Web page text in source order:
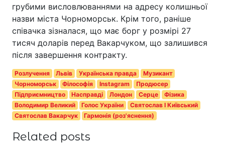
грубими висловлюваннями на адресу колишньої
назви міста Чорноморськ. Крім того, раніше
співачка зізналася, що має борг у розмірі 27
тисяч доларів перед Вакарчуком, що залишився
після завершення контракту.
Розлучення Львів Українська правда
Музикант
Чорноморськ
Філософія Instagram
Продюсер
Підприємництво
Насправді Лондон Серце
Фізика
Володимир Великий
Голос України
Святослав I Київський
Святослав Вакарчук
Гармонія (роз'яснення)
Related posts